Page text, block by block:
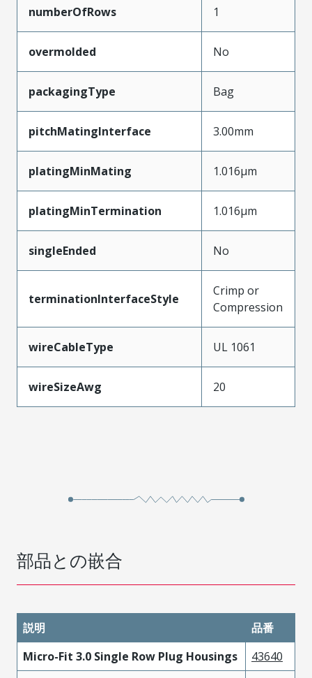
numberOfRows 1
overmolded No
packagingType Bag
pitchMatingInterface 3.00mm
platingMinMating 1.016µm
platingMinTermination 1.016µm
singleEnded No
terminationInterfaceStyle
Crimp or
Compression
wireCableType UL 1061
wireSizeAwg 20
部品との嵌合
説明
品番
Micro-Fit 3.0 Single Row Plug Housings
43640